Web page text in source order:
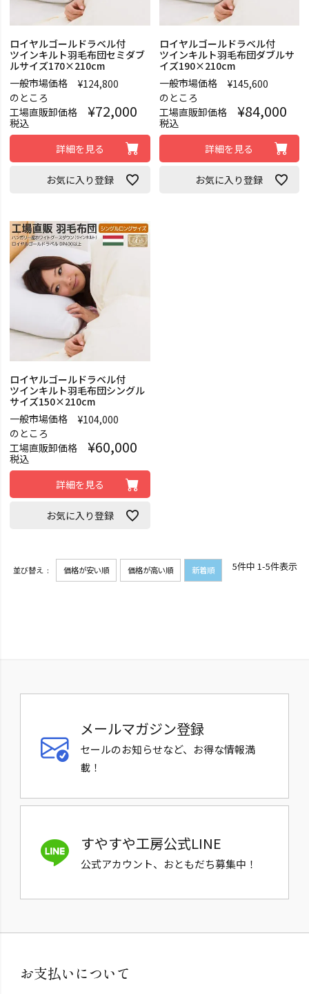
ロイヤルゴールドラベル付
ツインキルト羽毛布団セミダブ
ルサイズ170×210cm
一般市場価格
¥124,800
のところ
工場直販卸価格
¥72,000
税込
詳細を見る
お気に入り登録
ロイヤルゴールドラベル付
ツインキルト羽毛布団ダブルサ
イズ190×210cm
一般市場価格
¥145,600
のところ
工場直販卸価格
¥84,000
税込
詳細を見る
お気に入り登録
ロイヤルゴールドラベル付
ツインキルト羽毛布団シングル
サイズ150×210cm
一般市場価格
¥104,000
のところ
工場直販卸価格
¥60,000
税込
詳細を見る
お気に入り登録
並び替え 価格が安い順 価格が高い順 新着順 5件中 1-5件表示
メールマガジン登録
セールのお知らせなど、お得な情報満
載！
すやすや工房公式LINE
公式アカウント、おともだち募集中！
お支払いについて